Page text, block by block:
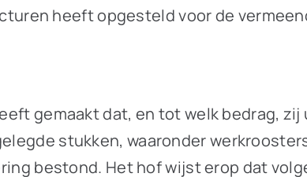
heeft opgesteld voor de
gemaakt dat, en tot welk bedrag, zij
stukken, waaronder
bestond. Het hof wijst erop dat